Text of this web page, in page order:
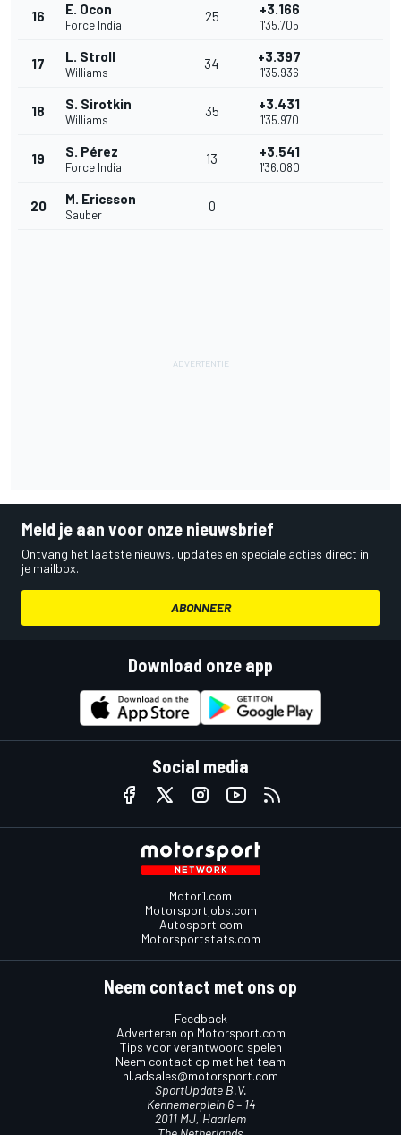
16 E. Ocon
Force India
25 +3.166
1'35.705
17 L. Stroll
Williams
34 +3.397
1'35.936
18 S. Sirotkin
Williams
35 +3.431
1'35.970
19 S. Pérez
Force India
13 +3.541
1'36.080
20 M. Ericsson
Sauber
0
Meld je aan voor onze nieuwsbrief
Ontvang het laatste nieuws, updates en speciale acties direct in
je mailbox.
ABONNEER
Download onze app
Social media
Motor1.com
Motorsportjobs.com
Autosport.com
Motorsportstats.com
Neem contact met ons op
Feedback
Adverteren op Motorsport.com
Tips voor verantwoord spelen
Neem contact op met het team
nl.adsales@motorsport.com
SportUpdate B.V.
Kennemerplein 6 – 14
2011 MJ, Haarlem